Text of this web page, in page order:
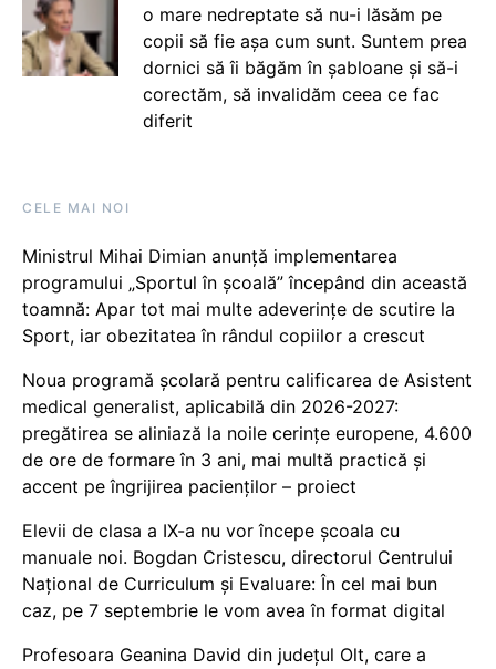
o mare nedreptate să nu-i lăsăm pe
copii să fie așa cum sunt. Suntem prea
dornici să îi băgăm în șabloane și să-i
corectăm, să invalidăm ceea ce fac
diferit
CELE MAI NOI
Ministrul Mihai Dimian anunță implementarea
programului „Sportul în școală” începând din această
toamnă: Apar tot mai multe adeverințe de scutire la
Sport, iar obezitatea în rândul copiilor a crescut
Noua programă școlară pentru calificarea de Asistent
medical generalist, aplicabilă din 2026-2027:
pregătirea se aliniază la noile cerințe europene, 4.600
de ore de formare în 3 ani, mai multă practică și
accent pe îngrijirea pacienților – proiect
Elevii de clasa a IX-a nu vor începe școala cu
manuale noi. Bogdan Cristescu, directorul Centrului
Național de Curriculum și Evaluare: În cel mai bun
caz, pe 7 septembrie le vom avea în format digital
Profesoara Geanina David din județul Olt, care a